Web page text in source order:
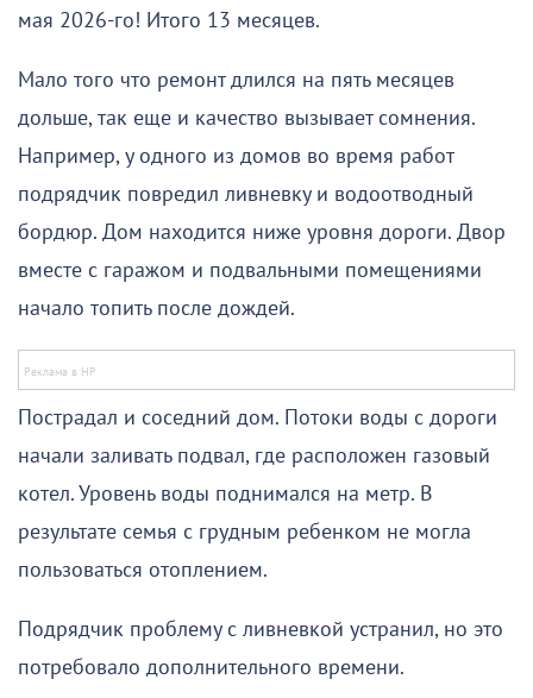
мая 2026-го! Итого 13 месяцев.
Мало того что ремонт длился на пять месяцев
дольше, так еще и качество вызывает сомнения.
Например, у одного из домов во время работ
подрядчик повредил ливневку и водоотводный
бордюр. Дом находится ниже уровня дороги. Двор
вместе с гаражом и подвальными помещениями
начало топить после дождей.
Пострадал и соседний дом. Потоки воды с дороги
начали заливать подвал, где расположен газовый
котел. Уровень воды поднимался на метр. В
результате семья с грудным ребенком не могла
пользоваться отоплением.
Подрядчик проблему с ливневкой устранил, но это
потребовало дополнительного времени.